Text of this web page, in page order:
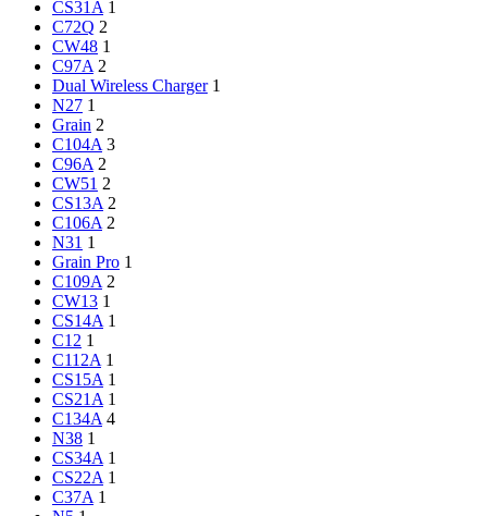
CS31A 1
C72Q 2
CW48 1
C97A 2
Dual Wireless Charger 1
N27 1
Grain 2
C104A 3
C96A 2
CW51 2
CS13A 2
C106A 2
N31 1
Grain Pro 1
C109A 2
CW13 1
CS14A 1
C12 1
C112A 1
CS15A 1
CS21A 1
C134A 4
N38 1
CS34A 1
CS22A 1
C37A 1